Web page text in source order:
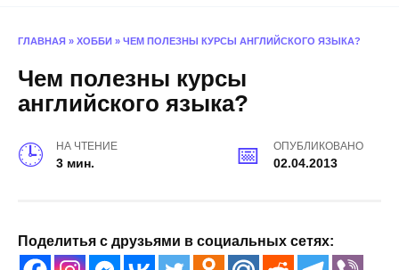
ГЛАВНАЯ » ХОББИ » ЧЕМ ПОЛЕЗНЫ КУРСЫ АНГЛИЙСКОГО ЯЗЫКА?
Чем полезны курсы
английского языка?
НА ЧТЕНИЕ
3 мин.
ОПУБЛИКОВАНО
02.04.2013
Поделитья с друзьями в социальных сетях: